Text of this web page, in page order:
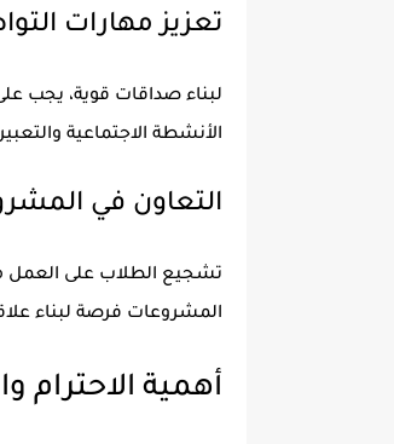
تعزيز مهارات
لبناء صداقات قوية، يجب
الأنشطة الاجتماعية
التعاون في
تشجيع الطلاب على العمل
المشروعات فرصة لبناء
أهمية الاحترام